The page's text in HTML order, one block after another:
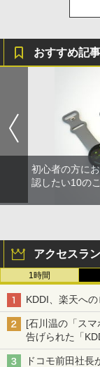
おすすめ記事
初心者の方に
認したい10の
アクセスラ
1時間
KDDI、楽天へ
[石川温の「ス
告げられた「
穴と楽天モバイ
ドコモ前田社